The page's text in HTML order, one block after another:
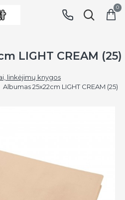
0
linkėjimų knygos
Albumas 25x22cm LIGHT CREAM (25)
LIGHT CREAM (25)